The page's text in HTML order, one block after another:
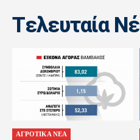
Tελευταία
ΑΓΡΟΤΙΚΑ ΝΕΑ